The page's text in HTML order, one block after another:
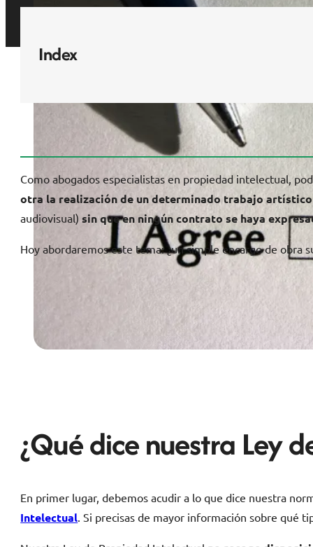
Index
Como abogados especialistas en propiedad intelectual,
otra la realización de un determinado trabajo artístico
audiovisual)sin que en ningún contrato se haya
Hoy abordaremos este tema: ¿un simple encargo de obra
¿Qué dice nuestra Ley
En primer lugar, debemos acudir a lo que dice nuestra
Intelectual . Si precisas de mayor información sobre qué